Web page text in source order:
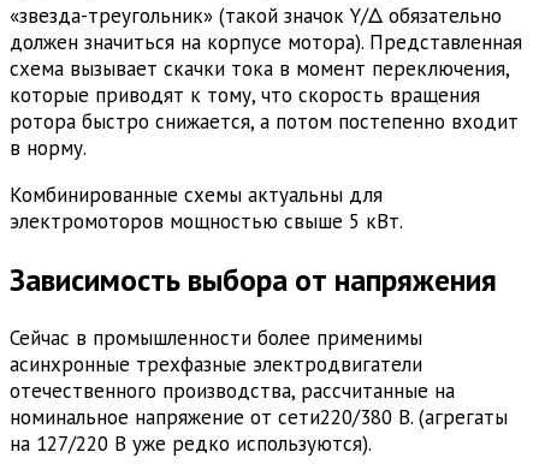
«звезда-треугольник» (такой значок Y/Δ обязательно
должен значиться на корпусе мотора). Представленная
схема вызывает скачки тока в момент переключения,
которые приводят к тому, что скорость вращения
ротора быстро снижается, а потом постепенно входит
в норму.
Комбинированные схемы актуальны для
электромоторов мощностью свыше 5 кВт.
Зависимость выбора от напряжения
Сейчас в промышленности более применимы
асинхронные трехфазные электродвигатели
отечественного производства, рассчитанные на
номинальное напряжение от сети220/380 В. (агрегаты
на 127/220 В уже редко используются).